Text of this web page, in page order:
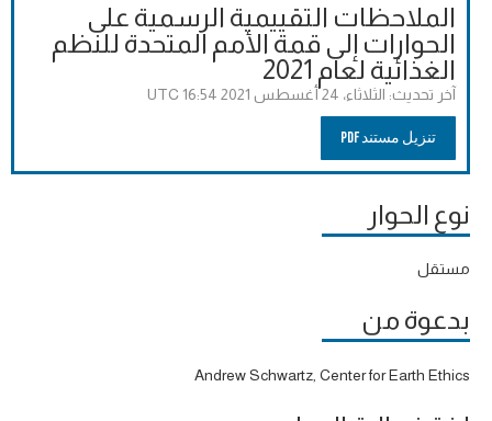
الملاحظات التقييمية الرسمية على
الحوارات إلى قمة الأمم المتحدة للنظم
الغذائية لعام 2021
آخر تحديث: الثلاثاء، 24 أغسطس 2021 16:54 UTC
تنزيل مستند PDF
نوع الحوار
مستقل
بدعوة من
Andrew Schwartz, Center for Earth Ethics